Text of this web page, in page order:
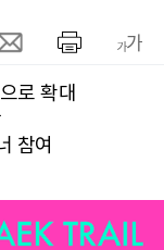
로 확대
참여